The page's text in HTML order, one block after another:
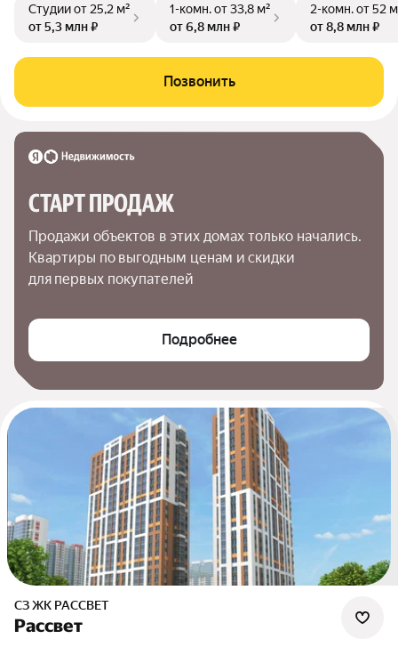
Студииот 25,2 м²
от 5,3 млн ₽
1-комн.от 33,8 м²
от 6,8 млн ₽
2-комн.от 52
от 8,8 млн ₽
Позвонить
СТАРТ ПРОДАЖ
Продажи объектов в этих домах только начались.
Квартиры по выгодным ценам и скидки
для первых покупателей
Подробнее
СЗ ЖК РАССВЕТ
Рассвет